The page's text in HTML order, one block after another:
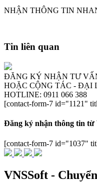
NHẬN THÔNG TIN
Tin liên quan
ĐĂNG KÝ NHẬN TƯ
HOẶC CỘNG TÁC - ĐẠI
HOTLINE: 0911 066 388
[contact-form-7 id="1121"
Đăng ký nhận thông tin từ
[contact-form-7 id="1037"
VNSSoft -